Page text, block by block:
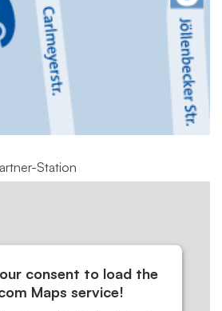
Station
consent to load the
Maps service!